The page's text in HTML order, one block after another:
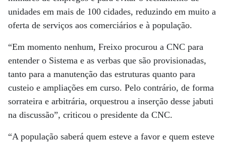
unidades em mais de 100 cidades, reduzindo em muito a
oferta de serviços aos comerciários e à população.
“Em momento nenhum, Freixo procurou a CNC para
entender o Sistema e as verbas que são provisionadas,
tanto para a manutenção das estruturas quanto para
custeio e ampliações em curso. Pelo contrário, de forma
sorrateira e arbitrária, orquestrou a inserção desse jabuti
na discussão”, criticou o presidente da CNC.
“A população saberá quem esteve a favor e quem esteve